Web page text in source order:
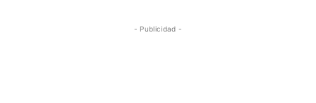
- Publicidad -